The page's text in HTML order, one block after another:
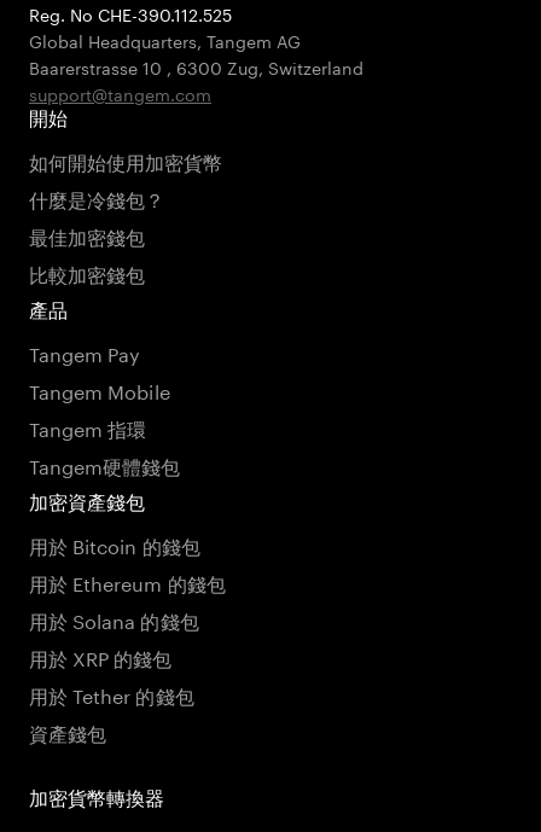
Reg. No CHE-390.112.525
Global Headquarters, Tangem AG
Baarerstrasse 10 , 6300 Zug, Switzerland
support@tangem.com
開始
如何開始使用加密貨幣
什麼是冷錢包？
最佳加密錢包
比較加密錢包
產品
Tangem Pay
Tangem Mobile
Tangem 指環
Tangem硬體錢包
加密資產錢包
用於 Bitcoin 的錢包
用於 Ethereum 的錢包
用於 Solana 的錢包
用於 XRP 的錢包
用於 Tether 的錢包
資產錢包
加密貨幣轉換器